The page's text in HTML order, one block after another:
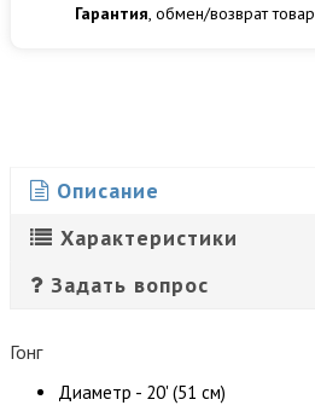
Гарантия, обмен/возврат
Описание
Характеристики
Задать вопрос
Гонг
Диаметр - 20' (51 см)